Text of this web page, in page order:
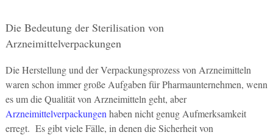
Die Bedeutung der Sterilisation von
Arzneimittelverpackungen
Die Herstellung und der Verpackungsprozess von Arzneimitteln
waren schon immer große Aufgaben für Pharmaunternehmen, wenn
es um die Qualität von Arzneimitteln geht, aber
Arzneimittelverpackungen haben nicht genug Aufmerksamkeit
erregt. Es gibt viele Fälle, in denen die Sicherheit von